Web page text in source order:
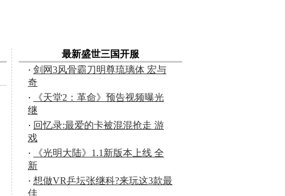
最新盛世三国开服
· 剑网3风骨霸刀明尊琉璃体 宏与
奇
·
《天堂2：革命》预告视频曝光
继
· 回忆录:最爱的卡被混混抢走 游
戏
·
《光明大陆》1.1新版本上线 全
新
· 想做VR乒坛张继科?来玩这3款最
佳